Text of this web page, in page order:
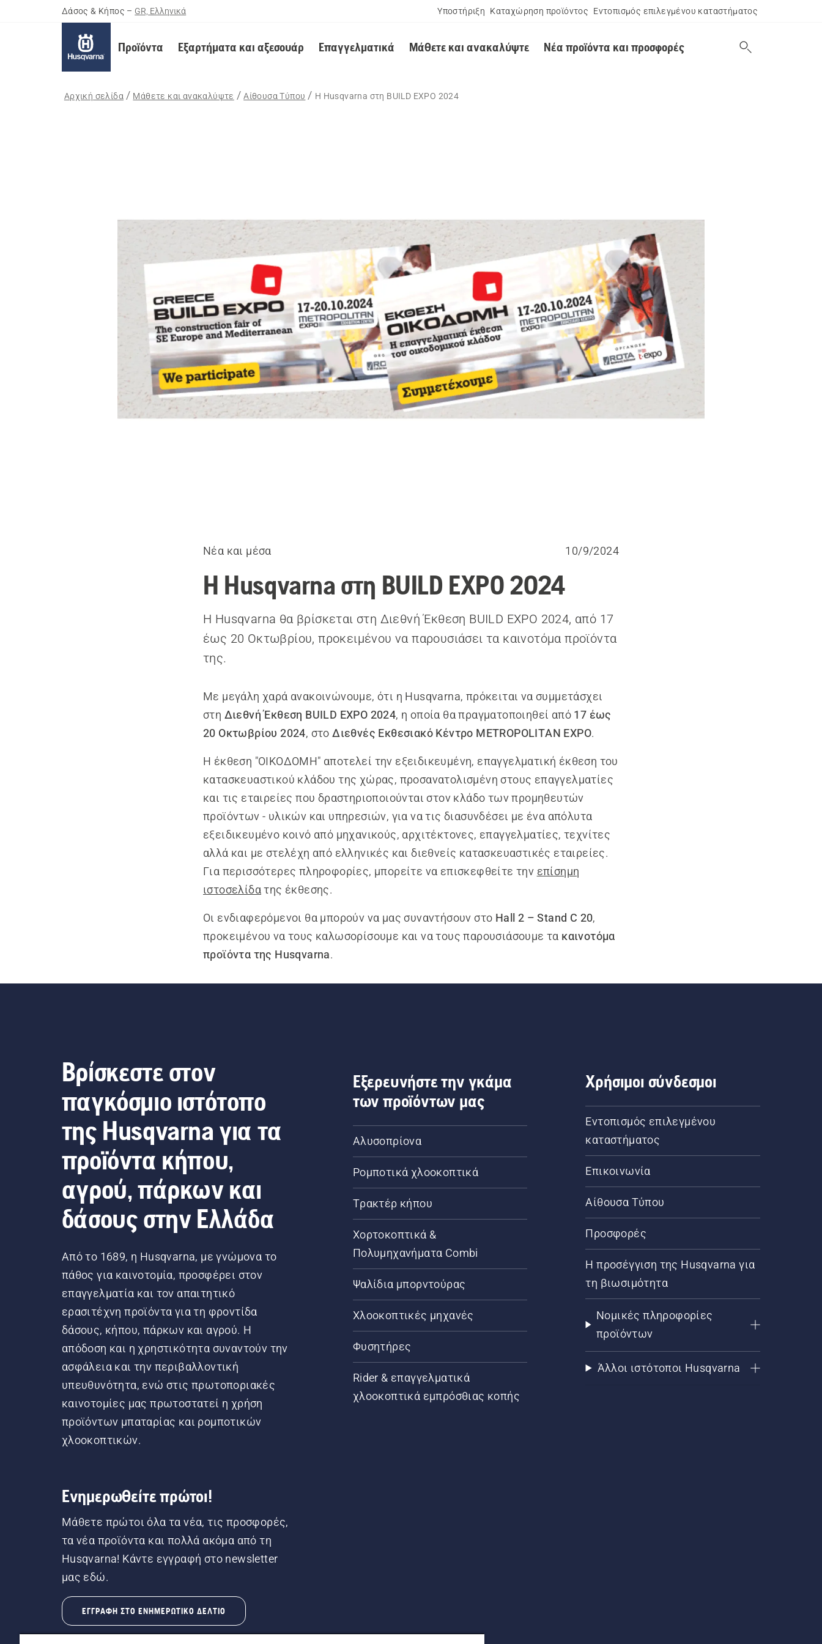
Δάσος & Κήπος – GR, Ελληνικά Υποστήριξη Καταχώρηση προϊόντος Εντοπισμός επιλεγμένου καταστήματος
Προϊόντα Εξαρτήματα και αξεσουάρ Επαγγελματικά Μάθετε και ανακαλύψτε Νέα προϊόντα και προσφορές
Αρχική σελίδα Μάθετε και ανακαλύψτε Αίθουσα Τύπου Η Husqvarna στη BUILD EXPO 2024
Νέα και μέσα 10/9/2024
Η Husqvarna στη BUILD EXPO 2024
H Husqvarna θα βρίσκεται στη Διεθνή Έκθεση BUILD EXPO 2024, από 17
έως 20 Οκτωβρίου, προκειμένου να παρουσιάσει τα καινοτόμα προϊόντα
της.
Με μεγάλη χαρά ανακοινώνουμε, ότι η Husqvarna, πρόκειται να συμμετάσχει
στη Διεθνή Έκθεση BUILD EXPO 2024, η οποία θα πραγματοποιηθεί από 17 έως
20 Οκτωβρίου 2024, στοΔιεθνές Εκθεσιακό Κέντρο METROPOLITAN EXPO.
Η έκθεση "ΟΙΚΟΔΟΜΗ" αποτελεί την εξειδικευμένη, επαγγελματική έκθεση του
κατασκευαστικού κλάδου της χώρας, προσανατολισμένη στους επαγγελματίες
και τις εταιρείες που δραστηριοποιούνται στον κλάδο των προμηθευτών
προϊόντων - υλικών και υπηρεσιών, για να τις διασυνδέσει με ένα απόλυτα
εξειδικευμένο κοινό από μηχανικούς, αρχιτέκτονες, επαγγελματίες, τεχνίτες
αλλά και με στελέχη από ελληνικές και διεθνείς κατασκευαστικές εταιρείες.
Για περισσότερες πληροφορίες, μπορείτε να επισκεφθείτε την επίσημη
ιστοσελίδατης έκθεσης.
Οι ενδιαφερόμενοι θα μπορούν να μας συναντήσουν στο Hall 2 – Stand C 20,
προκειμένου να τους καλωσορίσουμε και να τους παρουσιάσουμε τα καινοτόμα
προϊόντα της Husqvarna.
Βρίσκεστε στον
παγκόσμιο ιστότοπο
της Husqvarna για τα
προϊόντα κήπου,
αγρού, πάρκων και
δάσους στην Ελλάδα
Από το 1689, η Husqvarna, με γνώμονα το
πάθος για καινοτομία, προσφέρει στον
επαγγελματία και τον απαιτητικό
ερασιτέχνη προϊόντα για τη φροντίδα
δάσους, κήπου, πάρκων και αγρού. Η
απόδοση και η χρηστικότητα συναντούν την
ασφάλεια και την περιβαλλοντική
υπευθυνότητα, ενώ στις πρωτοποριακές
καινοτομίες μας πρωτοστατεί η χρήση
προϊόντων μπαταρίας και ρομποτικών
χλοοκοπτικών.
Ενημερωθείτε πρώτοι!
Μάθετε πρώτοι όλα τα νέα, τις προσφορές,
τα νέα προϊόντα και πολλά ακόμα από τη
Husqvarna! Κάντε εγγραφή στο newsletter
μας εδώ.
ΕΓΓΡΑΦΉ ΣΤΟ ΕΝΗΜΕΡΩΤΙΚΌ ΔΕΛΤΊΟ
Εξερευνήστε την γκάμα
των προϊόντων μας
Αλυσοπρίονα
Ρομποτικά χλοοκοπτικά
Τρακτέρ κήπου
Χορτοκοπτικά &
Πολυμηχανήματα Combi
Ψαλίδια μπορντούρας
Χλοοκοπτικές μηχανές
Φυσητήρες
Rider & επαγγελματικά
χλοοκοπτικά εμπρόσθιας κοπής
Χρήσιμοι σύνδεσμοι
Εντοπισμός επιλεγμένου
καταστήματος
Επικοινωνία
Αίθουσα Τύπου
Προσφορές
Η προσέγγιση της Husqvarna για
τη βιωσιμότητα
Νομικές πληροφορίες
προϊόντων
Άλλοι ιστότοποι Husqvarna